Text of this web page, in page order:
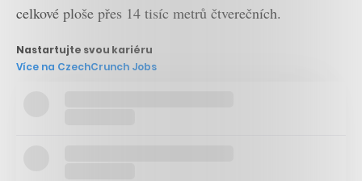
celkové ploše přes 14 tisíc metrů čtverečních.
Nastartujte svou kariéru
Více na CzechCrunch Jobs